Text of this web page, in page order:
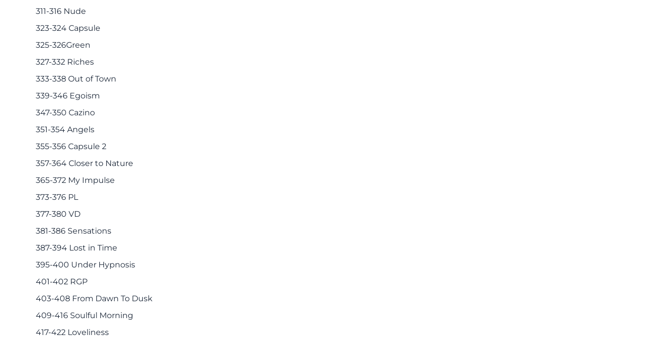
311-316 Nude
323-324 Capsule
325-326Green
327-332 Riches
333-338 Out of Town
339-346 Egoism
347-350 Cazino
351-354 Angels
355-356 Capsule 2
357-364 Closer to Nature
365-372 My Impulse
373-376 PL
377-380 VD
381-386 Sensations
387-394 Lost in Time
395-400 Under Hypnosis
401-402 RGP
403-408 From Dawn To Dusk
409-416 Soulful Morning
417-422 Loveliness